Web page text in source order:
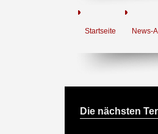
Startseite News-
Die nächsten